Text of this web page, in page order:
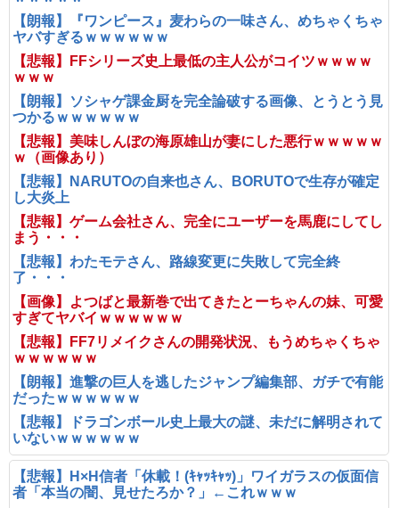
【朗報】『ワンピース』麦わらの一味さん、めちゃくちゃ
ヤバすぎるｗｗｗｗｗｗ
【悲報】FFシリーズ史上最低の主人公がコイツｗｗｗｗ
ｗｗｗ
【朗報】ソシャゲ課金厨を完全論破する画像、とうとう見
つかるｗｗｗｗｗｗ
【悲報】美味しんぼの海原雄山が妻にした悪行ｗｗｗｗｗ
ｗ（画像あり）
【悲報】NARUTOの自来也さん、BORUTOで生存が確定
し大炎上
【悲報】ゲーム会社さん、完全にユーザーを馬鹿にしてし
まう・・・
【悲報】わたモテさん、路線変更に失敗して完全終
了・・・
【画像】よつばと最新巻で出てきたとーちゃんの妹、可愛
すぎてヤバイｗｗｗｗｗｗ
【悲報】FF7リメイクさんの開発状況、もうめちゃくちゃ
ｗｗｗｗｗｗ
【朗報】進撃の巨人を逃したジャンプ編集部、ガチで有能
だったｗｗｗｗｗｗ
【悲報】ドラゴンボール史上最大の謎、未だに解明されて
いないｗｗｗｗｗｗ
【悲報】H×H信者「休載！(ｷｬｯｷｬｯ)」ワイガラスの仮面信
者「本当の闇、見せたろか？」←これｗｗｗ